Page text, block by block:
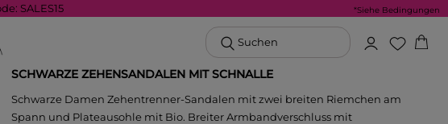
SALES15 *Siehe Bedingungen
Suchen
SCHWARZE ZEHENSANDALEN MIT SCHNALLE
Schwarze Damen Zehentrenner-Sandalen mit zwei breiten Riemchen am
Spann und Plateausohle mit Bio. Breiter Armbandverschluss mit